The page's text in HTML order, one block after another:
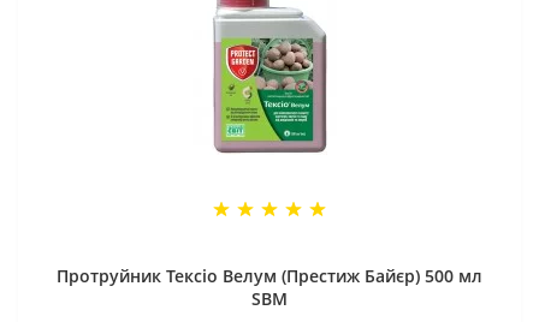
Протруйник Тексіо Велум (Престиж Байєр) 500 мл
SBM